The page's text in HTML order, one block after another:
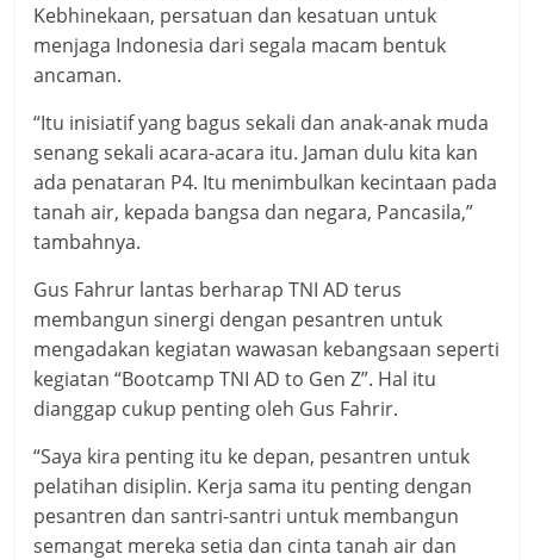
Kebhinekaan, persatuan dan kesatuan untuk
menjaga Indonesia dari segala macam bentuk
ancaman.
“Itu inisiatif yang bagus sekali dan anak-anak muda
senang sekali acara-acara itu. Jaman dulu kita kan
ada penataran P4. Itu menimbulkan kecintaan pada
tanah air, kepada bangsa dan negara, Pancasila,”
tambahnya.
Gus Fahrur lantas berharap TNI AD terus
membangun sinergi dengan pesantren untuk
mengadakan kegiatan wawasan kebangsaan seperti
kegiatan “Bootcamp TNI AD to Gen Z”. Hal itu
dianggap cukup penting oleh Gus Fahrir.
“Saya kira penting itu ke depan, pesantren untuk
pelatihan disiplin. Kerja sama itu penting dengan
pesantren dan santri-santri untuk membangun
semangat mereka setia dan cinta tanah air dan